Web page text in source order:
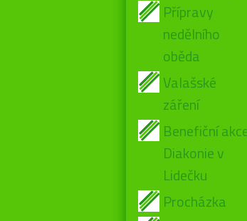
Přípravy
nedělního
oběda
Valašské
záření
Benefiční
Diakonie v
Lidečku
Procházka